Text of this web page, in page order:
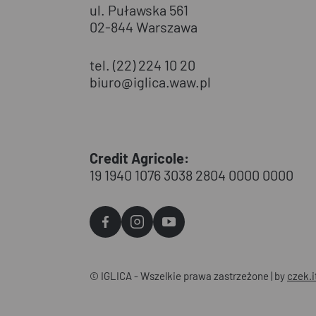
ul. Puławska 561
02-844 Warszawa
tel. (22) 224 10 20
biuro@iglica.waw.pl
Credit Agricole:
19 1940 1076 3038 2804 0000 0000
Agvo
Agvo
Agvo
© IGLICA - Wszelkie prawa zastrzeżone | by